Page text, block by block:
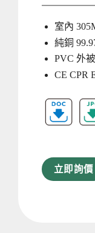
室內
純銅
PVC 外
CE CPR
立即詢價